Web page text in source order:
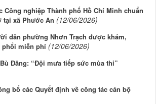
Công nghiệp Thành phố Hồ Chí Minh chuẩn
xã Phước An (12/06/2026)
dân phường Nhơn Trạch được khám,
phổi miễn phí (12/06/2026)
Đăng: “Đội mưa tiếp sức mùa thi”
bố các Quyết định về công tác cán bộ